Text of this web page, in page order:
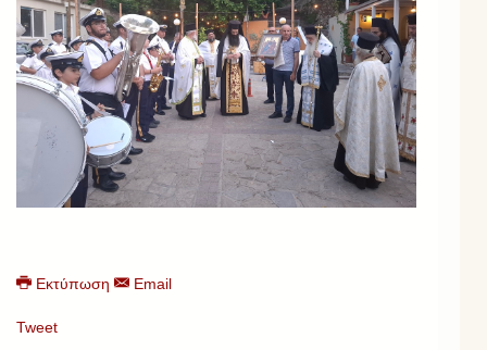
Εκτύπωση Email
Tweet